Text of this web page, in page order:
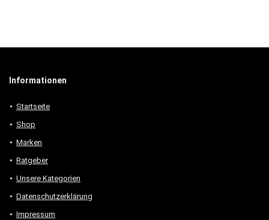
Informationen
Startseite
Shop
Marken
Ratgeber
Unsere Kategorien
Datenschutzerklärung
Impressum